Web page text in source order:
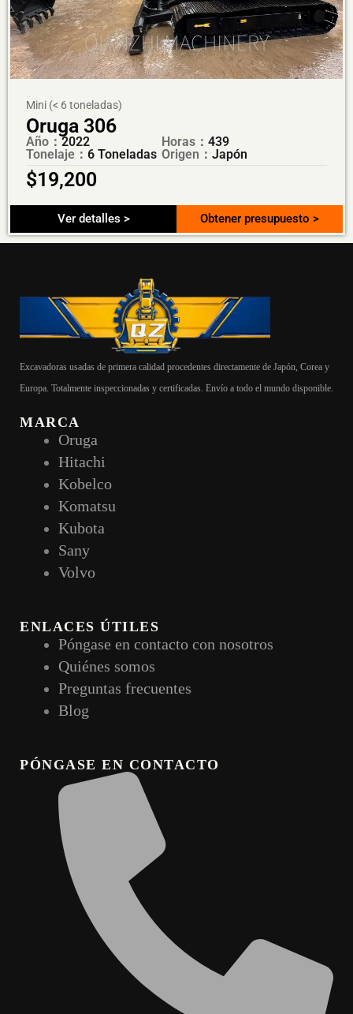
Mini (< 6 toneladas)
Oruga 306
Año：2022
Tonelaje： 6 Toneladas
Horas： 439
Origen： Japón
$19,200
Ver detalles > Obtener presupuesto >
Excavadoras usadas de primera calidad procedentes directamente de Japón, Corea y
Europa. Totalmente inspeccionadas y certificadas. Envío a todo el mundo disponible.
MARCA
Oruga
Hitachi
Kobelco
Komatsu
Kubota
Sany
Volvo
ENLACES ÚTILES
Póngase en contacto con nosotros
Quiénes somos
Preguntas frecuentes
Blog
PÓNGASE EN CONTACTO